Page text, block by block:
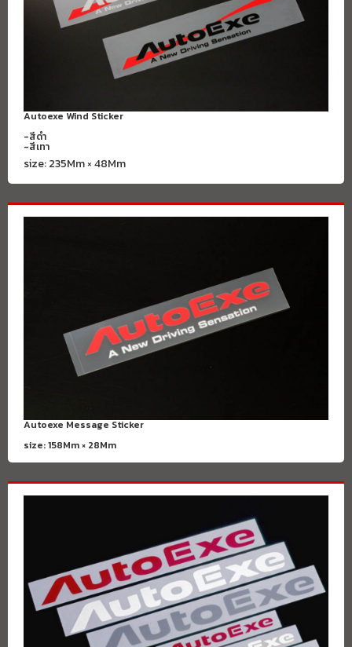
Autoexe Wind Sticker
-สีดำ
-สีเทา
size: 235Mm × 48Mm
Autoexe Message Sticker
size: 158Mm × 28Mm